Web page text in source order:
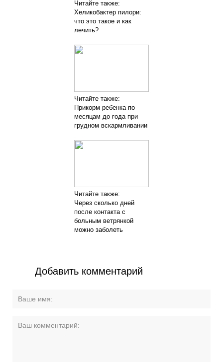
Читайте также:
Хеликобактер пилори:
что это такое и как
лечить?
Читайте также:
Прикорм ребенка по
месяцам до года при
грудном вскармливании
Читайте также:
Через сколько дней
после контакта с
больным ветрянкой
можно заболеть
Добавить комментарий